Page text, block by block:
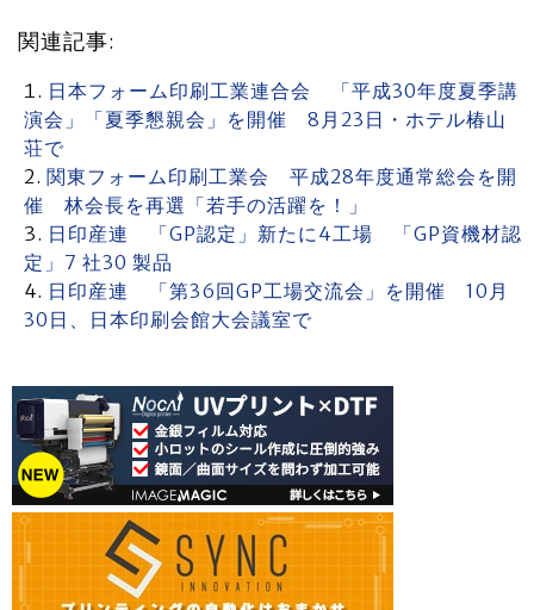
関連記事:
日本フォーム印刷工業連合会 「平成30年度夏季講
演会」「夏季懇親会」を開催 8月23日・ホテル椿山
荘で
関東フォーム印刷工業会 平成28年度通常総会を開
催 林会長を再選「若手の活躍を！」
日印産連 「GP認定」新たに4工場 「GP資機材認
定」7 社30 製品
日印産連 「第36回GP工場交流会」を開催 10月
30日、日本印刷会館大会議室で